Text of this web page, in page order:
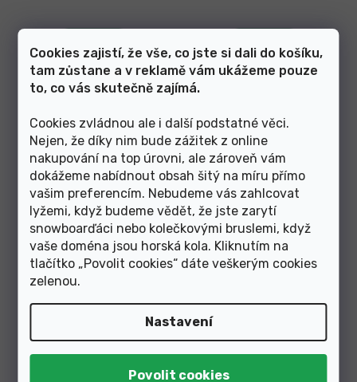
Cookies zajistí, že vše, co jste si dali do košíku,
tam zůstane a v reklamě vám ukážeme pouze
to, co vás skutečně zajímá.
Cookies zvládnou ale i další podstatné věci.
Nejen, že díky nim bude zážitek z online
nakupování na top úrovni, ale zároveň vám
dokážeme nabídnout obsah šitý na míru přímo
vašim preferencím. Nebudeme vás zahlcovat
lyžemi, když budeme vědět, že jste zarytí
snowboarďáci nebo kolečkovými bruslemi, když
vaše doména jsou horská kola. Kliknutím na
tlačítko „Povolit cookies“ dáte veškerým cookies
zelenou.
Nastavení
490 Kč 9 Kč
Čepička ventilková moto PH
černá
9 Kč
Čepička ventilková PH
galusková
9 Kč